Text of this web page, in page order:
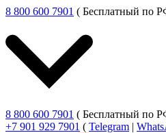
8 800 600 7901 ( Бесплатный по
8 800 600 7901 ( Бесплатный по
+7 901 929 7901 ( Telegram |